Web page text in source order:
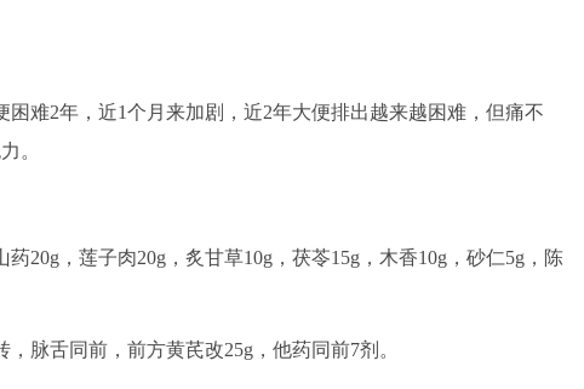
难2年，近1个月来加剧，近2年大便排出越来越困难，但痛不
。
，莲子肉20g，炙甘草10g，茯苓15g，木香10g，砂仁5g，陈
脉舌同前，前方黄芪改25g，他药同前7剂。